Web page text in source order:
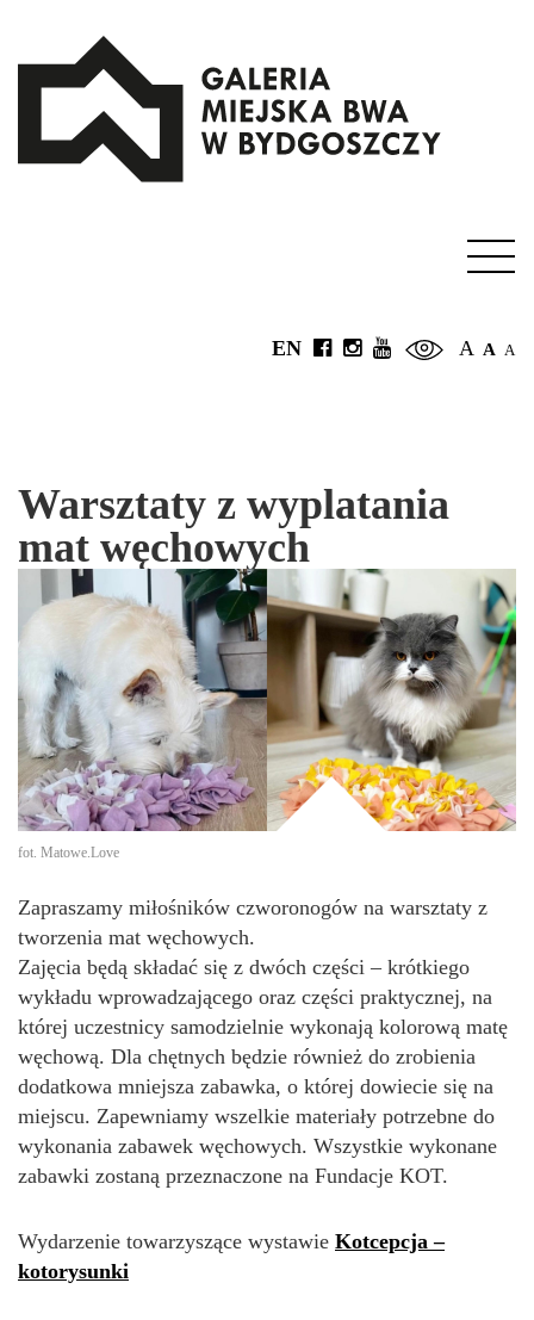
A A A
EN
Warsztaty z wyplatania
mat węchowych
fot. Matowe.Love
Zapraszamy miłośników czworonogów na warsztaty z
tworzenia mat węchowych.
Zajęcia będą składać się z dwóch części – krótkiego
wykładu wprowadzającego oraz części praktycznej, na
której uczestnicy samodzielnie wykonają kolorową matę
węchową. Dla chętnych będzie również do zrobienia
dodatkowa mniejsza zabawka, o której dowiecie się na
miejscu. Zapewniamy wszelkie materiały potrzebne do
wykonania zabawek węchowych. Wszystkie wykonane
zabawki zostaną przeznaczone na Fundacje KOT.
Wydarzenie towarzyszące wystawie Kotcepcja –
kotorysunki